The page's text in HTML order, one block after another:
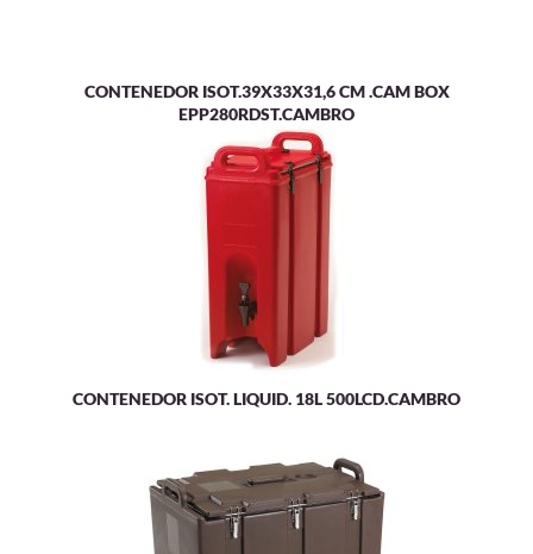
CONTENEDOR ISOT.39X33X31,6 CM .CAM BOX
EPP280RDST.CAMBRO
CONTENEDOR ISOT. LIQUID. 18L 500LCD.CAMBRO